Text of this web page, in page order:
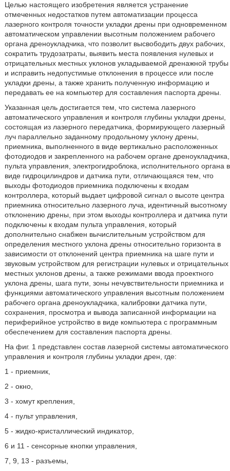
Целью настоящего изобретения является устранение
отмеченных недостатков путем автоматизации процесса
лазерного контроля точности укладки дрены при одновременном
автоматическом управлении высотным положением рабочего
органа дреноукладчика, что позволит высвободить двух рабочих,
сократить трудозатраты, выявить места появления нулевых и
отрицательных местных уклонов укладываемой дренажной трубы
и исправить недопустимые отклонения в процессе или после
укладки дрены, а также хранить полученную информацию и
передавать ее на компьютер для составления паспорта дрены.
Указанная цель достигается тем, что система лазерного
автоматического управления и контроля глубины укладки дрены,
состоящая из лазерного передатчика, формирующего лазерный
луч параллельно заданному продольному уклону дрены,
приемника, выполненного в виде вертикально расположенных
фотодиодов и закрепленного на рабочем органе дреноукладчика,
пульта управления, электрогидроблока, исполнительного органа в
виде гидроцилиндров и датчика пути, отличающаяся тем, что
выходы фотодиодов приемника подключены к входам
контроллера, который выдает цифровой сигнал о высоте центра
приемника относительно лазерного луча, идентичный высотному
отклонению дрены, при этом выходы контроллера и датчика пути
подключены к входам пульта управления, который
дополнительно снабжен вычислительным устройством для
определения местного уклона дрены относительно горизонта в
зависимости от отклонений центра приемника на шаге пути и
звуковым устройством для регистрации нулевых и отрицательных
местных уклонов дрены, а также режимами ввода проектного
уклона дрены, шага пути, зоны нечувствительности приемника и
функциями автоматического управления высотным положением
рабочего органа дреноукладчика, калибровки датчика пути,
сохранения, просмотра и вывода записанной информации на
периферийное устройство в виде компьютера с программным
обеспечением для составления паспорта дрены.
На фиг. 1 представлен состав лазерной системы автоматического
управления и контроля глубины укладки дрен, где:
1 - приемник,
2 - окно,
3 - хомут крепления,
4 - пульт управления,
5 - жидко-кристаллический индикатор,
6 и 11 - сенсорные кнопки управления,
7, 9, 13 - разъемы,